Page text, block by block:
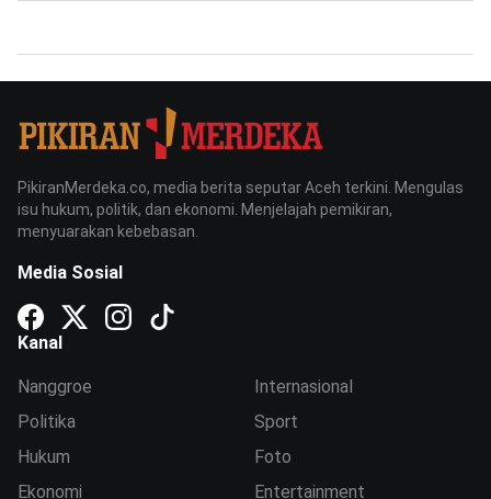
PikiranMerdeka.co, media berita seputar Aceh terkini. Mengulas
isu hukum, politik, dan ekonomi. Menjelajah pemikiran,
menyuarakan kebebasan.
Media Sosial
Kanal
Nanggroe
Politika
Hukum
Ekonomi
Internasional
Sport
Foto
Entertainment